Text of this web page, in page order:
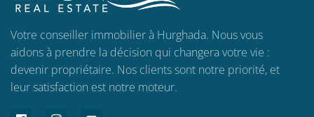
Votre conseiller immobilier à Hurghada. Nous vous
aidons à prendre la décision qui changera votre vie :
devenir propriétaire. Nos clients sont notre priorité, et
leur satisfaction est notre moteur.